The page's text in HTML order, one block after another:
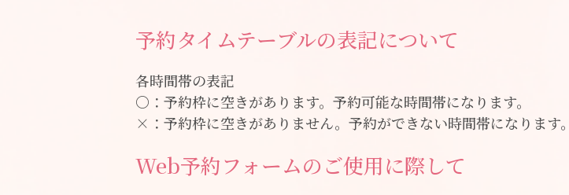
予約タイムテーブルの表記について
各時間帯の表記
〇：予約枠に空きがあります。予約可能な時間帯になります。
×：予約枠に空きがありません。予約ができない時間帯になります。
Web予約フォームのご使用に際して